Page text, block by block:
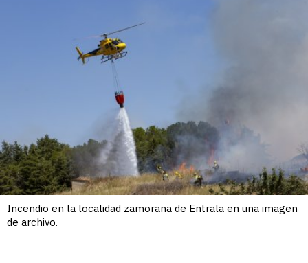
Incendio en la localidad zamorana de Entrala en una imagen
de archivo.